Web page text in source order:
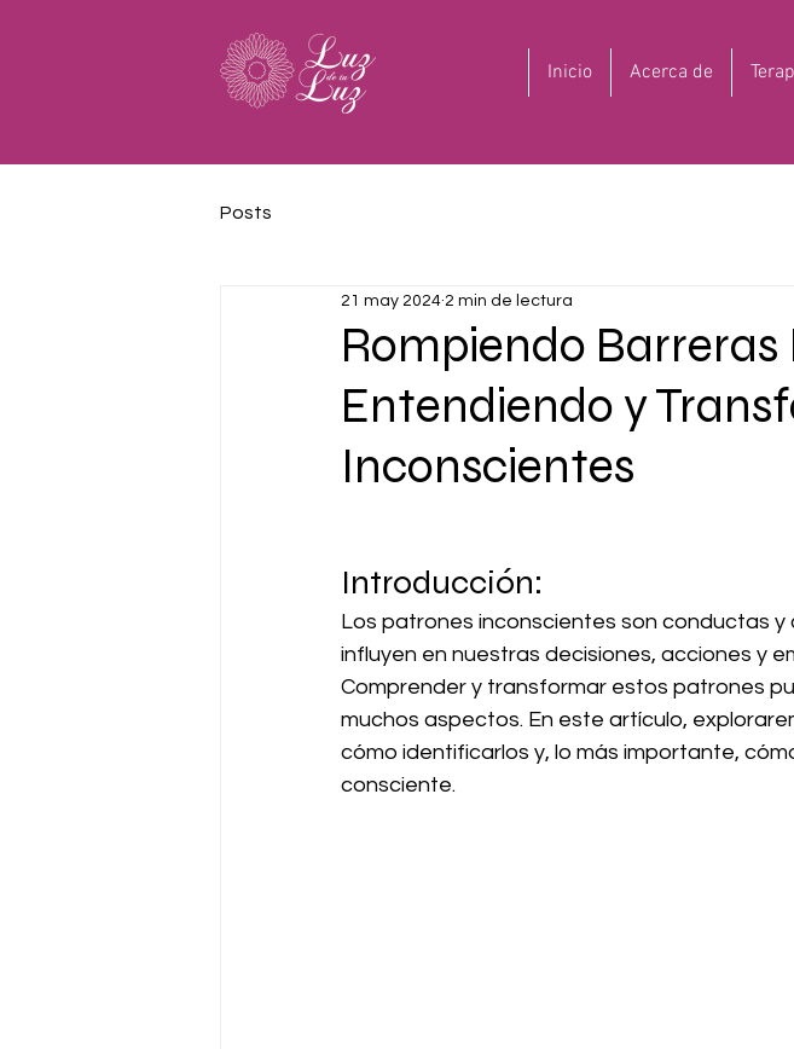
Inicio Acerca de
Posts
Rompiendo Barreras
Entendiendo y
Inconscientes
21 may 2024 2 min de lectura
Introducción:
Los patrones inconscientes son conductas
influyen en nuestras decisiones, acciones y
Comprender y transformar estos patrones
muchos aspectos. En este artículo,
cómo identificarlos y, lo más importante,
consciente.